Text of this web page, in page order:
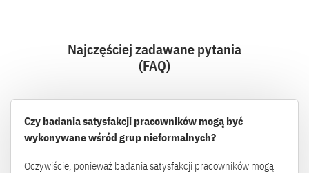
Najczęściej zadawane pytania
(FAQ)
Czy badania satysfakcji pracowników mogą być
wykonywane wśród grup nieformalnych?
Oczywiście, ponieważ badania satysfakcji pracowników mogą